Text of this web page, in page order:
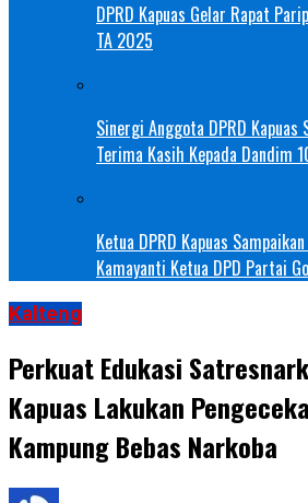
DPRD Kapuas Gelar Rapat
TA 2025
Sinergi Anggota DPRD Kapuas
Terima Kasih Kepada Dandim
Ketua DPRD Kapuas
Kamayanti Ketua DPD Partai
Kalteng
Perkuat Edukasi
Kapuas Lakukan
Kampung Bebas Narkoba